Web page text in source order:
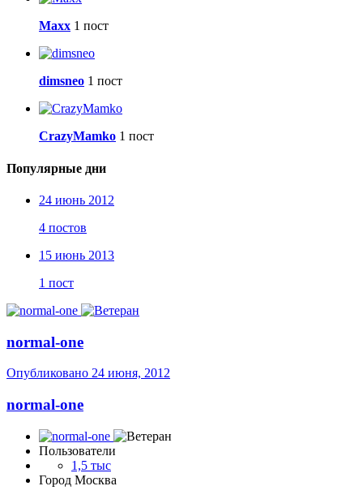
Maxx 1 пост
dimsneo 1 пост
CrazyMamko 1 пост
Популярные дни
24 июнь 2012
4 постов
15 июнь 2013
1 пост
normal-one
Опубликовано 24 июня, 2012
normal-one
Пользователи
1,5 тыс
Город Москва